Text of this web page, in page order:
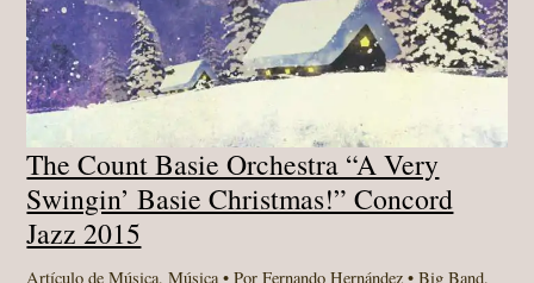
The Count Basie Orchestra “A Very
Swingin’ Basie Christmas!” Concord
Jazz 2015
Artículo de Música,Música • PorFernando Hernández•Big Band,